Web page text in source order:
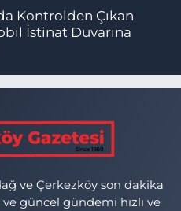
Kontrolden Çıkan
İstinat Duvarına
ve Çerkezköy son dakika
güncel gündemi hızlı ve